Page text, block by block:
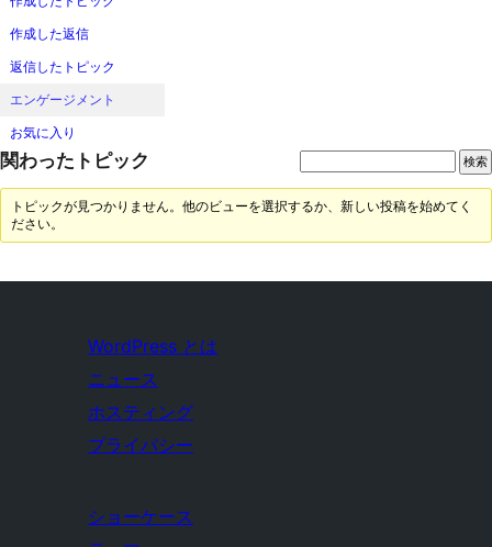
作成した返信
返信したトピック
エンゲージメント
お気に入り
関わったトピック
トピックが見つかりません。他のビューを選択するか、新しい投稿を始めてく
ださい。
WordPress とは
ニュース
ホスティング
プライバシー
ショーケース